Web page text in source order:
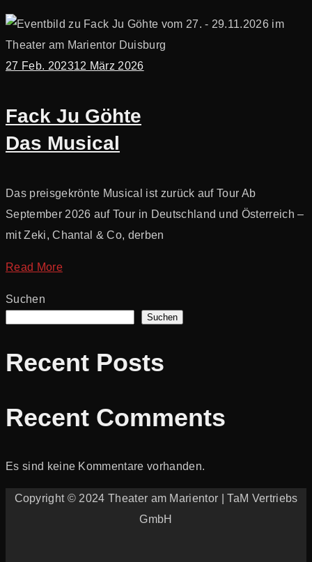
27 Feb. 202312 März 2026
Fack Ju Göhte
Das Musical
Das preisgekrönte Musical ist zurück auf Tour Ab
September 2026 auf Tour in Deutschland und Österreich –
mit Zeki, Chantal & Co, derben
Read More
Suchen
Suchen
Recent Posts
Recent Comments
Es sind keine Kommentare vorhanden.
Copyright © 2024 Theater am Marientor | TaM Vertriebs
GmbH